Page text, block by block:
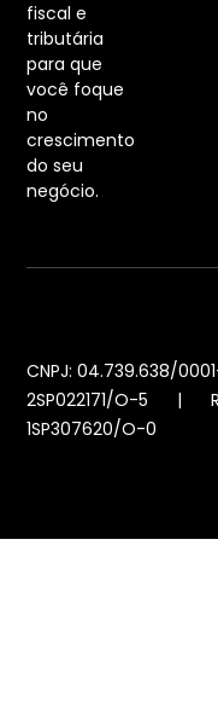
fiscal e
tributária
para que
você foque
no
crescimento
do seu
negócio.
CNPJ: 04.739.638/
2SP022171/O-5 |
1SP307620/O-0